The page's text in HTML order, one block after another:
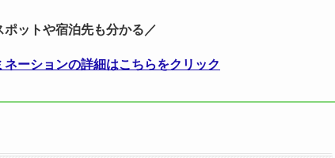
ポットや宿泊先も分かる／
ーションの詳細はこちらをクリック